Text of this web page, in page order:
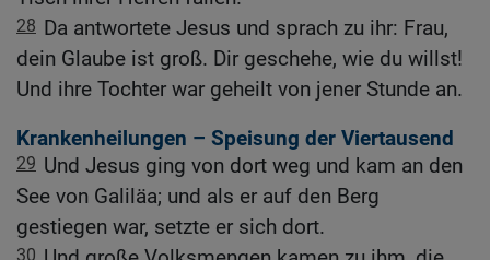
28 Da antwortete Jesus und sprach zu ihr: Frau,
dein Glaube ist groß. Dir geschehe, wie du willst!
Und ihre Tochter war geheilt von jener Stunde an.
Krankenheilungen – Speisung der Viertausend
29 Und Jesus ging von dort weg und kam an den
See von Galiläa; und als er auf den Berg
gestiegen war, setzte er sich dort.
30